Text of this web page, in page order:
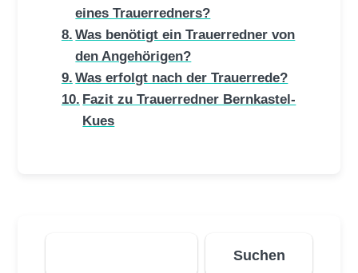
eines Trauerredners?
Was benötigt ein Trauerredner von
den Angehörigen?
Was erfolgt nach der Trauerrede?
Fazit zu Trauerredner Bernkastel-
Kues
Suchen
Suchen